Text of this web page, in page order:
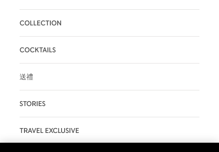
COLLECTION
COCKTAILS
送禮
STORIES
TRAVEL EXCLUSIVE